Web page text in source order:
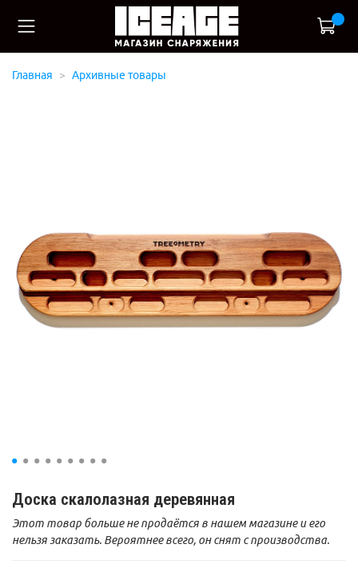
Главная Архивные товары
Доска скалолазная деревянная
Этот товар больше не продаётся в нашем магазине и его
нельзя заказать. Вероятнее всего, он снят с производства.